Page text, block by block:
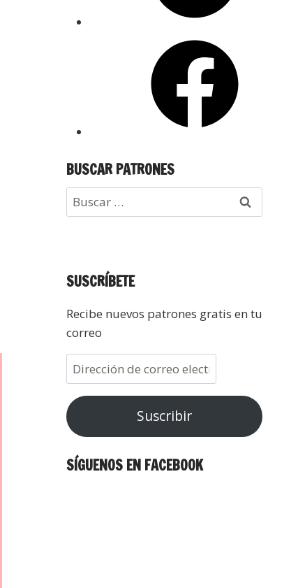
BUSCAR PATRONES
SUSCRÍBETE
Recibe nuevos patrones gratis en tu
correo
Suscribir
SÍGUENOS EN FACEBOOK